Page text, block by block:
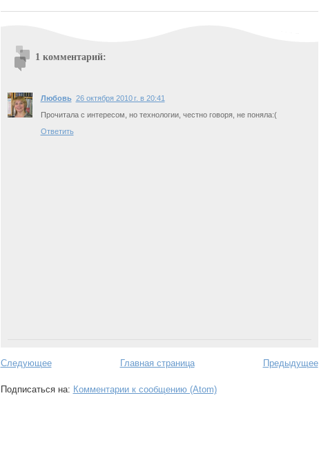
1 комментарий:
Любовь 26 октября 2010 г. в 20:41
Прочитала с интересом, но технологии, честно говоря, не поняла:(
Ответить
Следующее Предыдущее
Главная страница
Подписаться на: Комментарии к сообщению (Atom)